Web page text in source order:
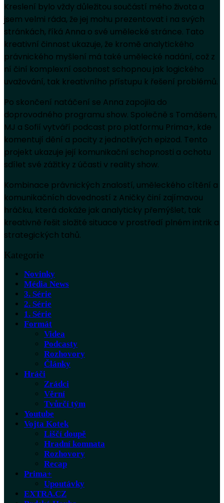
Kreslení bylo vždy důležitou součástí mého života a
jsem velmi ráda, že jej mohu prezentovat i na svých
stránkách, říká Anna o své umělecké stránce. Tato
kreativní činnost ukazuje, že kromě analytického
právnického myšlení má také umělecké nadání, což z
ní činí komplexní osobnost schopnou jak logického
uvažování, tak kreativního přístupu k řešení problémů.
Po skončení natáčení se Anna zapojila do
doprovodného programu show. Společně s Tomášem,
MJ a Sofií vytváří podcast pro platformu Prima+, kde
komentují dění a pocity z jednotlivých epizod. Tento
projekt ukazuje její komunikační schopnosti a ochotu
sdílet své zážitky z účasti v reality show.
Kombinace právnických znalostí, uměleckého cítění a
komunikačních dovedností z Aničky činí zajímavou
hráčku, která dokáže jak analyticky přemýšlet, tak
kreativně řešit složité situace v prostředí plném intrik a
strategických tahů.
Kategorie
Novinky
Média News
3. Série
2. Série
1. Série
Formát
Videa
Podcasty
Rozhovory
Články
Hráči
Zrádci
Věrní
Tvůrčí tým
Youtube
Vojta Kotek
Liščí doupě
Hradní komnata
Rozhovory
Recap
Prima+
Upoutávky
EXTRA.CZ